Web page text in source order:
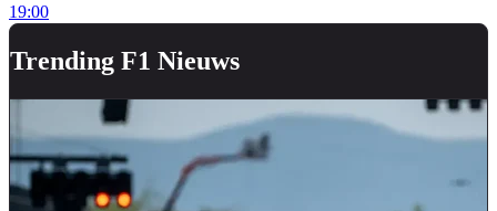
19:00
Trending F1 Nieuws